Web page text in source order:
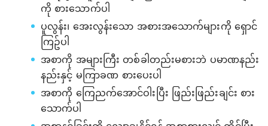
ကို စားသောက်ပါ
ပူလွန်း၊ အေးလွန်းသော အစားအသောက်များကို ရှောင်
ကြဥ်ပါ
အစာကို အများကြီး တစ်ခါတည်းမစားဘဲ ပမာဏနည်း
နည်းနှင့် မကြာခဏ စားပေးပါ
အစာကို ကြေညက်အောင်ဝါးပြီး ဖြည်းဖြည်းချင်း စား
သောက်ပါ